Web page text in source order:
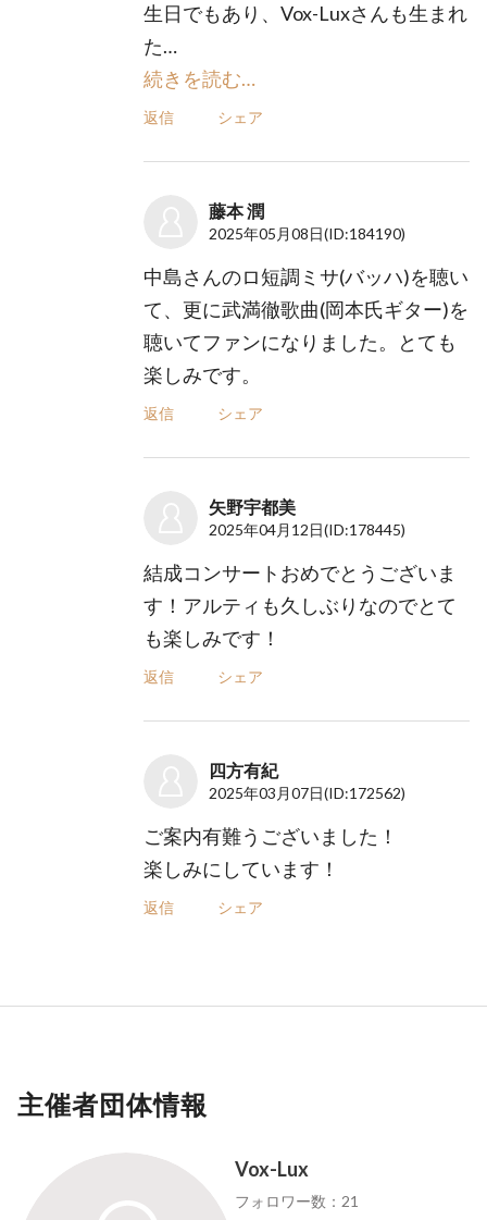
生日でもあり、Vox-Luxさんも生まれ
た…
続きを読む…
返信 シェア
藤本 潤
2025年05月08日(ID:184190)
中島さんのロ短調ミサ(バッハ)を聴い
て、更に武満徹歌曲(岡本氏ギター)を
聴いてファンになりました。とても
楽しみです。
返信 シェア
矢野宇都美
2025年04月12日(ID:178445)
結成コンサートおめでとうございま
す！アルティも久しぶりなのでとて
も楽しみです！
返信 シェア
四方有紀
2025年03月07日(ID:172562)
ご案内有難うございました！
楽しみにしています！
返信 シェア
主催者団体情報
Vox-Lux
フォロワー数：21